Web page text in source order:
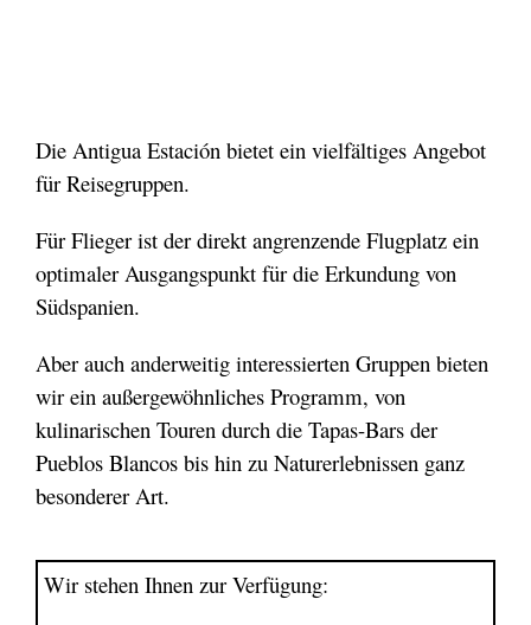
Die Antigua Estación bietet ein vielfältiges Angebot
für Reisegruppen.
Für Flieger ist der direkt angrenzende Flugplatz ein
optimaler Ausgangspunkt für die Erkundung von
Südspanien.
Aber auch anderweitig interessierten Gruppen bieten
wir ein außergewöhnliches Programm, von
kulinarischen Touren durch die Tapas-Bars der
Pueblos Blancos bis hin zu Naturerlebnissen ganz
besonderer Art.
Wir stehen Ihnen zur Verfügung: